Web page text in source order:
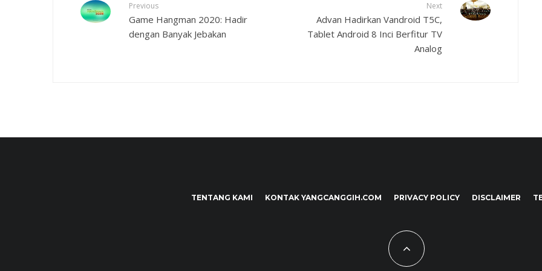
Previous
Game Hangman 2020: Hadir
dengan Banyak Jebakan
Next
Advan Hadirkan Vandroid T5C,
Tablet Android 8 Inci Berfitur TV
Analog
TENTANG KAMI KONTAK YANGCANGGIH.COM PRIVACY POLICY DISCLAIMER